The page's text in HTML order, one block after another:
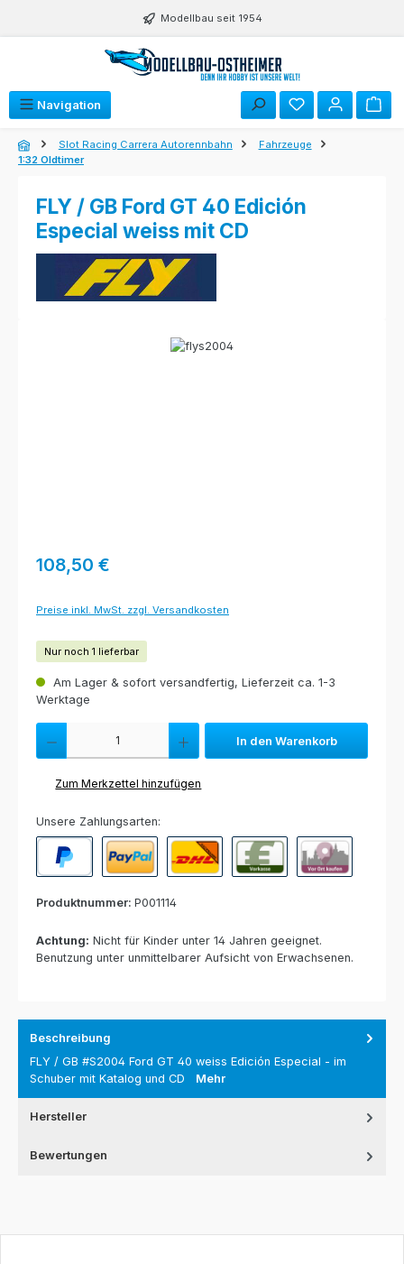
Zum Hauptinhalt springen Modellbau seit 1954
Navigation
Slot Racing Carrera Autorennbahn
Fahrzeuge
1:32 Oldtimer
FLY / GB Ford GT 40 Edición
Especial weiss mit CD
Bildergalerie überspringen
Regulärer Preis:
108,50 €
Preise inkl. MwSt. zzgl. Versandkosten
Nur noch 1 lieferbar
Am Lager & sofort versandfertig, Lieferzeit ca. 1-3
Werktage
Produkt Anzahl: Gib den gewünschten Wert ein oder benutze die
In den Warenkorb
Zum Merkzettel hinzufügen
Unsere Zahlungsarten:
Produktnummer: P001114
Achtung: Nicht für Kinder unter 14 Jahren geeignet.
Benutzung unter unmittelbarer Aufsicht von Erwachsenen.
Beschreibung
FLY / GB #S2004 Ford GT 40 weiss Edición Especial - im
Schuber mit Katalog und CD Mehr
Hersteller
Bewertungen